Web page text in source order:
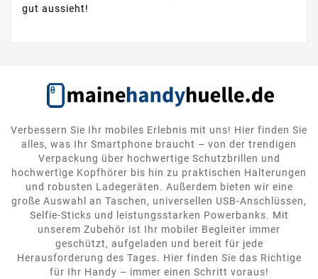
gut aussieht!
Verbessern Sie Ihr mobiles Erlebnis mit uns! Hier finden Sie
alles, was Ihr Smartphone braucht – von der trendigen
Verpackung über hochwertige Schutzbrillen und
hochwertige Kopfhörer bis hin zu praktischen Halterungen
und robusten Ladegeräten. Außerdem bieten wir eine
große Auswahl an Taschen, universellen USB-Anschlüssen,
Selfie-Sticks und leistungsstarken Powerbanks. Mit
unserem Zubehör ist Ihr mobiler Begleiter immer
geschützt, aufgeladen und bereit für jede
Herausforderung des Tages. Hier finden Sie das Richtige
für Ihr Handy – immer einen Schritt voraus!